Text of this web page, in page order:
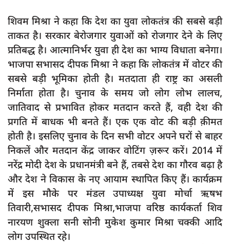
शिवम मिश्रा ने कहा कि देश का युवा लोकतंत्र की सबसे बड़ी
ताकत है। सरकार बेरोजगार युवाओं को रोजगार देने के लिए
प्रतिबद्ध है। आत्मानिर्भर युवा ही देश का भाग्य विधाता बनेगा।
भाजपा सभासद दीपक मिश्रा ने कहा कि लोकतंत्र में वोटर की
सबसे बड़ी भूमिका होती है। मतदाता ही राष्ट्र का असली
निर्माता होता है। चुनाव के समय जो लोग लोभ लालच,
जातिवाद से प्रभावित होकर मतदान करते हैं, वही देश की
प्रगति में बाधक भी बनते हैं। एक एक वोट की बड़ी क़ीमत
होती है। इसलिए चुनाव के दिन सभी वोटर अपने घरों से बाहर
निकलें और मतदान केंद्र जाकर वोटिंग ज़रूर करें। 2014 में
नरेंद्र मोदी देश के प्रधानमंत्री बने हैं, तबसे देश का गौरव बढ़ा है
और देश ने विकास के नए आयाम स्थापित किए हैं। कार्यक्रम
में इस मौके पर मंडल उपाध्यक्ष युवा मोर्चा ऋषभ
तिवारी,सभासद दीपक मिश्रा,भाजपा वरिष्ठ कार्यकर्ता शिव
नारयण शुक्ला सनी सोनी मुकेश कुमार मिश्रा चक्की आदि
लोग उपस्थित रहे।